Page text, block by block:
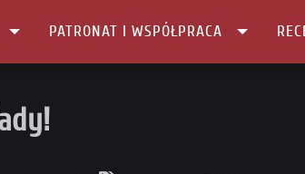
PATRONAT I WSPÓŁPRACA